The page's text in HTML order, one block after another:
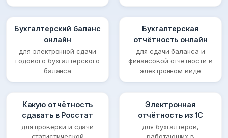
Бухгалтерский баланс
онлайн
для электронной сдачи
годового бухгалтерского
баланса
Бухгалтерская
отчётность онлайн
для сдачи баланса и
финансовой отчётности в
электронном виде
Какую отчётность
сдавать в Росстат
для проверки и сдачи
Электронная
отчётность из 1С
для бухгалтеров,